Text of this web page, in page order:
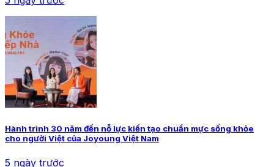
Hành trình 30 năm đến nỗ lực kiến tạo chuẩn mực sống khỏe
cho người Việt của Joyoung Việt Nam
5 ngày trước